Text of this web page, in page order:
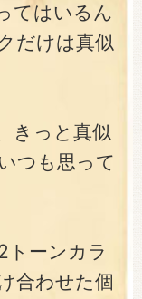
てはいるん
だけは真似
きっと真似
つも思って
トーンカラ
合わせた個